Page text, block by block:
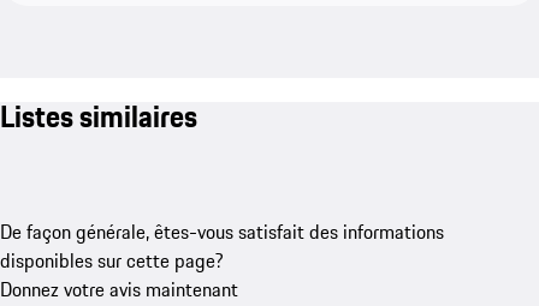
Listes similaires
De façon générale, êtes-vous satisfait des informations
disponibles sur cette page?
Donnez votre avis maintenant